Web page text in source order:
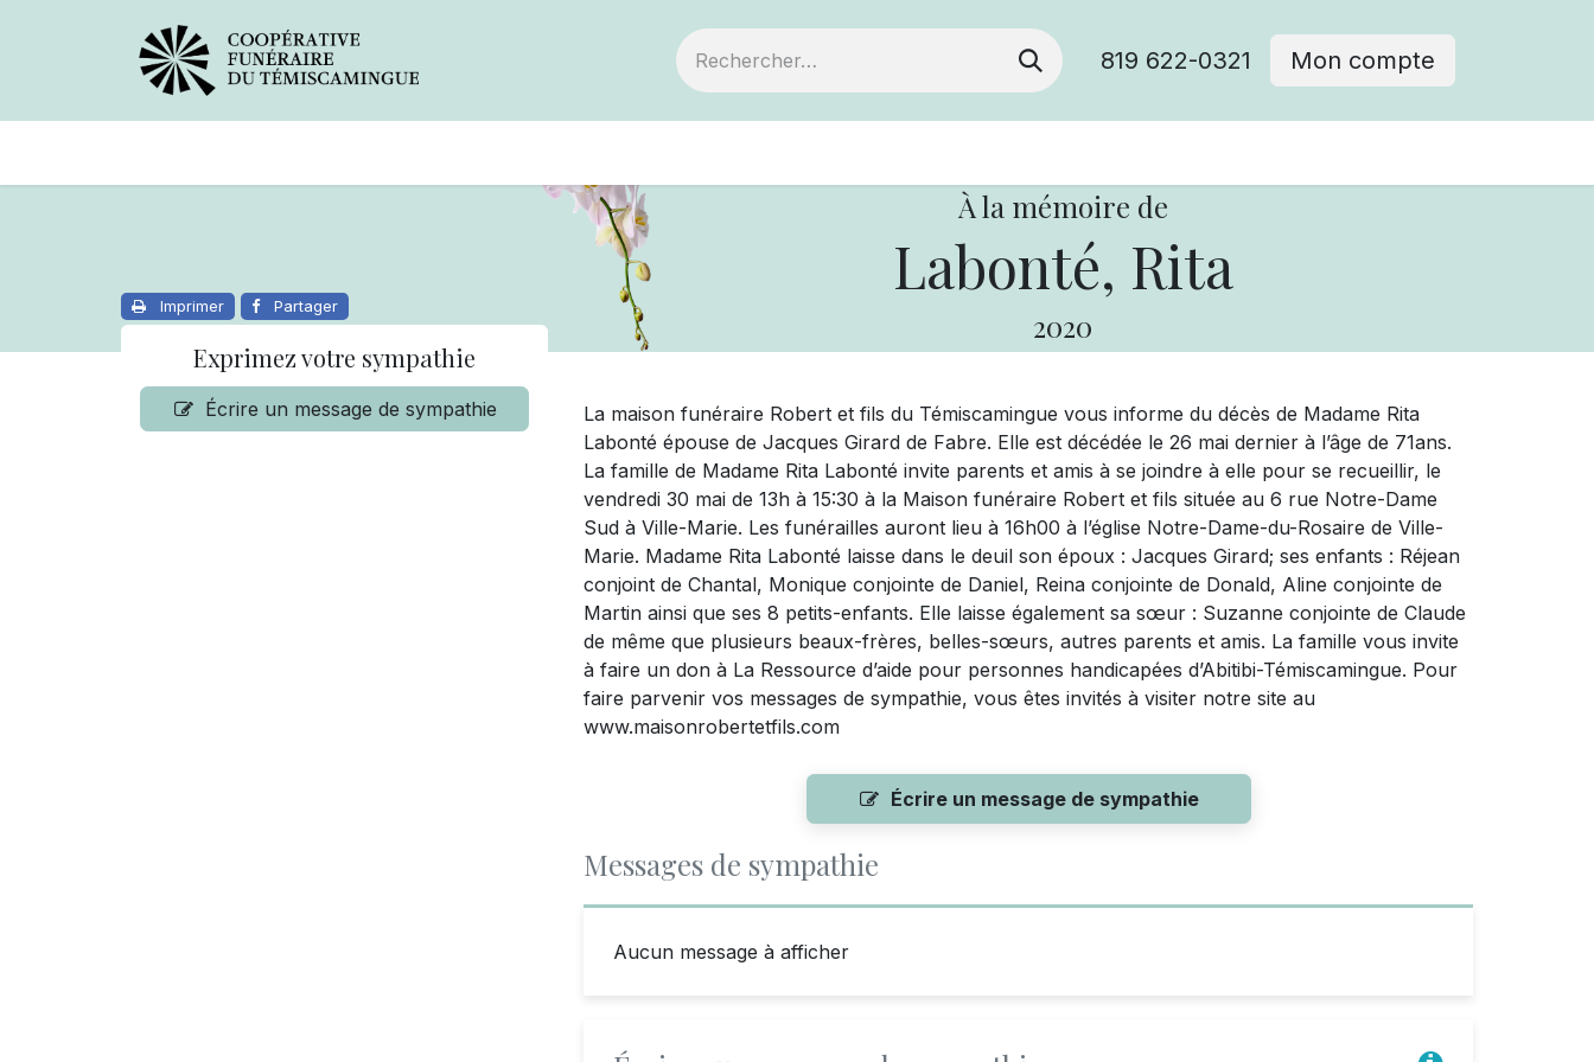
819 622-0321 Mon compte
À la mémoire de
Labonté, Rita
2020
Imprimer Partager
Exprimez votre sympathie
Écrire un message de sympathie
La maison funéraire Robert et fils du Témiscamingue vous informe du décès de Madame Rita
Labonté épouse de Jacques Girard de Fabre. Elle est décédée le 26 mai dernier à l’âge de 71ans.
La famille de Madame Rita Labonté invite parents et amis à se joindre à elle pour se recueillir, le
vendredi 30 mai de 13h à 15:30 à la Maison funéraire Robert et fils située au 6 rue Notre-Dame
Sud à Ville-Marie. Les funérailles auront lieu à 16h00 à l’église Notre-Dame-du-Rosaire de Ville-
Marie. Madame Rita Labonté laisse dans le deuil son époux : Jacques Girard; ses enfants : Réjean
conjoint de Chantal, Monique conjointe de Daniel, Reina conjointe de Donald, Aline conjointe de
Martin ainsi que ses 8 petits-enfants. Elle laisse également sa sœur : Suzanne conjointe de Claude
de même que plusieurs beaux-frères, belles-sœurs, autres parents et amis. La famille vous invite
à faire un don à La Ressource d’aide pour personnes handicapées d’Abitibi-Témiscamingue. Pour
faire parvenir vos messages de sympathie, vous êtes invités à visiter notre site au
www.maisonrobertetfils.com
Écrire un message de sympathie
Messages de sympathie
Aucun message à afficher